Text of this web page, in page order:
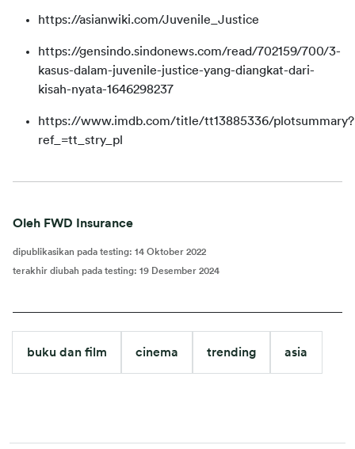
https://asianwiki.com/Juvenile_Justice
https://gensindo.sindonews.com/read/702159/700/3-
kasus-dalam-juvenile-justice-yang-diangkat-dari-
kisah-nyata-1646298237
https://www.imdb.com/title/tt13885336/plotsummary?
ref_=tt_stry_pl
Oleh FWD Insurance
dipublikasikan pada testing: 14 Oktober 2022
terakhir diubah pada testing: 19 Desember 2024
buku dan film cinema trending asia